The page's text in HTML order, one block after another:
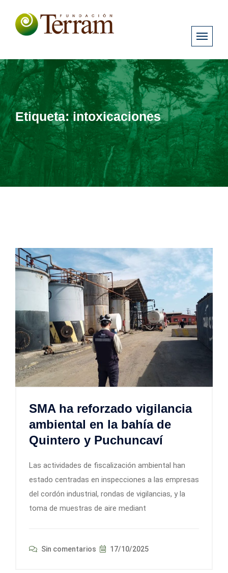
Etiqueta:intoxicaciones
SMA ha reforzado vigilancia
ambiental en la bahía de
Quintero y Puchuncaví
Las actividades de fiscalización ambiental han
estado centradas en inspecciones a las empresas
del cordón industrial, rondas de vigilancias, y la
toma de muestras de aire mediant
Sin comentarios 17/10/2025